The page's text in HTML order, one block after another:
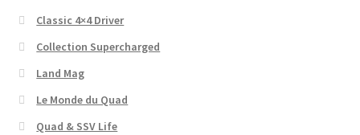
Classic 4×4 Driver
Collection Supercharged
Land Mag
Le Monde du Quad
Quad & SSV Life